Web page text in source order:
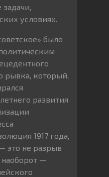
условиях.
было
рывка, который,
развития
1917 года,
это не разрыв
наоборот —